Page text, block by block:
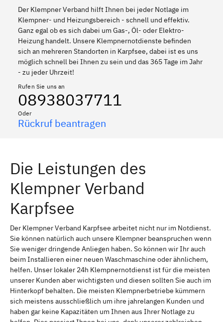
Der Klempner Verband hilft Ihnen bei jeder Notlage im
Klempner- und Heizungsbereich - schnell und effektiv.
Ganz egal ob es sich dabei um Gas-, Öl- oder Elektro-
Heizung handelt. Unsere Klempnernotdienste befinden
sich an mehreren Standorten in Karpfsee, dabei ist es uns
möglich schnell bei Ihnen zu sein und das 365 Tage im Jahr
- zu jeder Uhrzeit!
Rufen Sie uns an
08938037711
Oder
Rückruf beantragen
Die Leistungen des
Klempner Verband
Karpfsee
Der Klempner Verband Karpfsee arbeitet nicht nur im Notdienst.
Sie können natürlich auch unsere Klempner beanspruchen wenn
Sie weniger dringende Anliegen haben. So können wir Ihr auch
beim Installieren einer neuen Waschmaschine oder ähnlichem,
helfen. Unser lokaler 24h Klempnernotdienst ist für die meisten
unserer Kunden aber wichtigsten und diesen sollten Sie auch im
Hinterkopf behalten. Die meisten Klempnerbetriebe kümmern
sich meistens ausschließlich um ihre jahrelangen Kunden und
haben gar keine Kapazitäten um Ihnen aus Ihrer Notlage zu